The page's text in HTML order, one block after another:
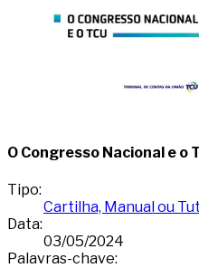
O Congresso Nacional e o
Tipo:
Cartilha, Manual ou
Data:
03/05/2024
Palavras-chave: